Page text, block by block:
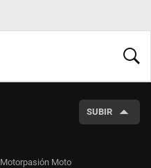
SUBIR
Motorpasión Moto